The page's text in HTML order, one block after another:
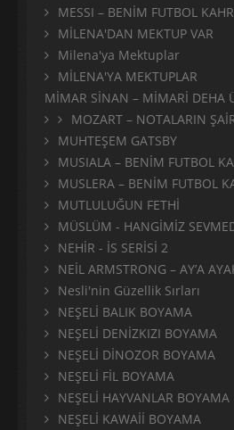
MESSI – BENİM FUTBOL
MİLENA'DAN MEKTUP VAR
Milena'ya Mektuplar
MİLENA'YA MEKTUPLAR
MİMAR SİNAN – MİMARİ DEHA
MOZART – NOTALARIN
MUHTEŞEM GATSBY
MUSIALA – BENİM FUTBOL
MUSLERA – BENİM FUTBOL
MUTLULUĞUN FETHİ
MÜSLÜM - HANGİMİZ
NEHİR - İS SERİSİ 2
NEİL ARMSTRONG – AY’A
Nesli'nin Güzellik Sırları
NEŞELİ BALIK BOYAMA
NEŞELİ DENİZKIZI BOYAMA
NEŞELİ DİNOZOR BOYAMA
NEŞELİ FİL BOYAMA
NEŞELİ HAYVANLAR BOYAMA
NEŞELİ KAWAİİ BOYAMA